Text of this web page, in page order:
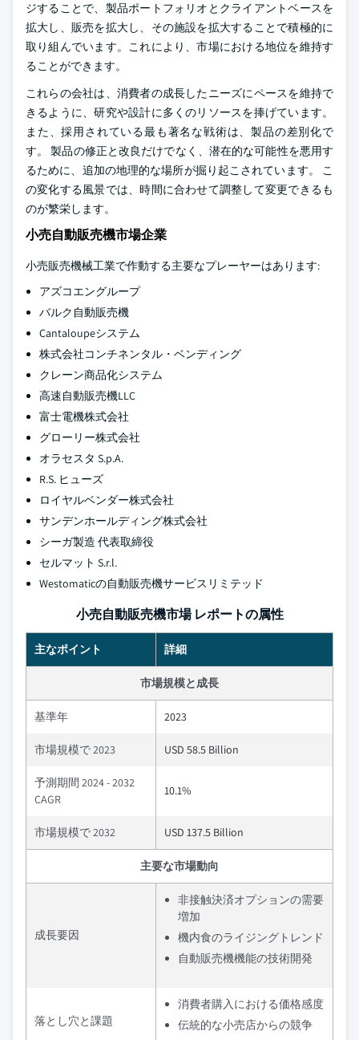
ジすることで、製品ポートフォリオとクライアントベースを
拡大し、販売を拡大し、その施設を拡大することで積極的に
取り組んでいます。これにより、市場における地位を維持す
ることができます。
これらの会社は、消費者の成長したニーズにペースを維持で
きるように、研究や設計に多くのリソースを捧げています。
また、採用されている最も著名な戦術は、製品の差別化で
す。 製品の修正と改良だけでなく、潜在的な可能性を悪用す
るために、追加の地理的な場所が掘り起こされています。 こ
の変化する風景では、時間に合わせて調整して変更できるも
のが繁栄します。
小売自動販売機市場企業
小売販売機械工業で作動する主要なプレーヤーはあります:
アズコエングループ
バルク自動販売機
Cantaloupeシステム
株式会社コンチネンタル・ベンディング
クレーン商品化システム
高速自動販売機LLC
富士電機株式会社
グローリー株式会社
オラセスタ S.p.A.
R.S. ヒューズ
ロイヤルベンダー株式会社
サンデンホールディング株式会社
シーガ製造 代表取締役
セルマット S.r.l.
Westomaticの自動販売機サービスリミテッド
小売自動販売機市場 レポートの属性
主なポイント 詳細
市場規模と成長
基準年 2023
市場規模で 2023 USD 58.5 Billion
予測期間 2024 - 2032
CAGR
10.1%
市場規模で 2032 USD 137.5 Billion
主要な市場動向
成長要因
非接触決済オプションの需要
増加
機内食のライジングトレンド
自動販売機機能の技術開発
落とし穴と課題
消費者購入における価格感度
伝統的な小売店からの競争